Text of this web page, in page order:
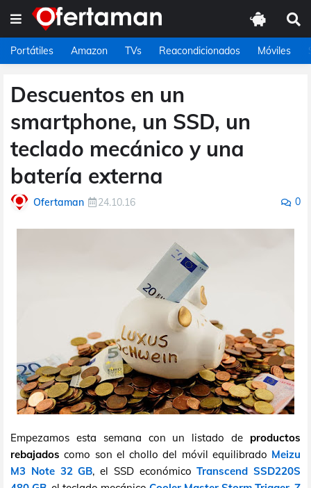
Portátiles Amazon TVs Reacondicionados Móviles
Descuentos en un
smartphone, un SSD, un
teclado mecánico y una
batería externa
Ofertaman 24.10.16 0
Empezamos esta semana con un listado de productos
rebajados como son el chollo del móvil equilibrado Meizu
M3 Note 32 GB, el SSD económicoTranscend SSD220S